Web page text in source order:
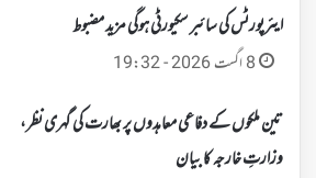
ایئرپورٹس کی سائبر سکیورٹی ہوگی مزید مضبوط
8 اگست 2026 - 19:32
تین ملکوں کے دفاعی معاہدوں پر بھارت کی گہری نظر،
وزارتِ خارجہ کا بیان